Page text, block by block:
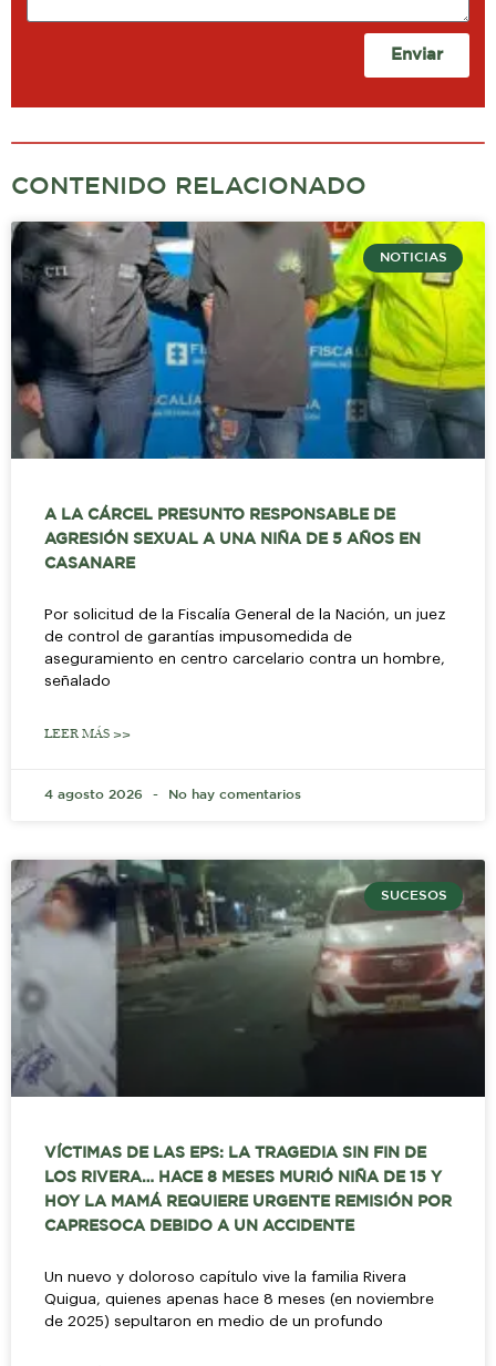
Enviar
CONTENIDO RELACIONADO
NOTICIAS
A LA CÁRCEL PRESUNTO RESPONSABLE DE
AGRESIÓN SEXUAL A UNA NIÑA DE 5 AÑOS EN
CASANARE
Por solicitud de la Fiscalía General de la Nación, un juez
de control de garantías impusomedida de
aseguramiento en centro carcelario contra un hombre,
señalado
LEER MÁS >>
4 agosto 2026 No hay comentarios
SUCESOS
VÍCTIMAS DE LAS EPS: LA TRAGEDIA SIN FIN DE
LOS RIVERA… HACE 8 MESES MURIÓ NIÑA DE 15 Y
HOY LA MAMÁ REQUIERE URGENTE REMISIÓN POR
CAPRESOCA DEBIDO A UN ACCIDENTE
Un nuevo y doloroso capítulo vive la familia Rivera
Quigua, quienes apenas hace 8 meses (en noviembre
de 2025) sepultaron en medio de un profundo